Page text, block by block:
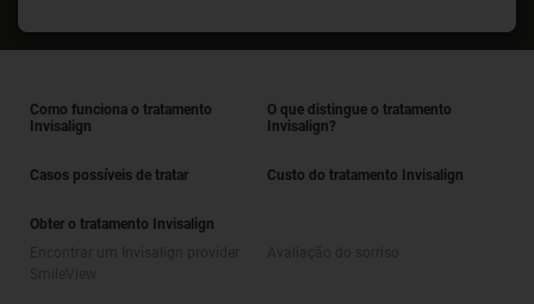
Como funciona o tratamento
Invisalign
O que distingue o tratamento
Invisalign?
Casos possíveis de tratar Custo do tratamento Invisalign
Obter o tratamento Invisalign